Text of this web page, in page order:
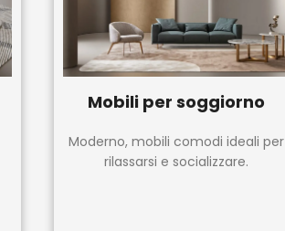
Mobili per soggiorno
Moderno, mobili comodi ideali per
rilassarsi e socializzare.